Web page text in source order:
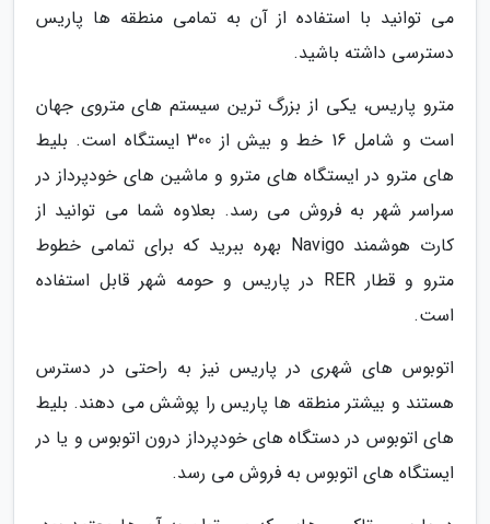
می توانید با استفاده از آن به تمامی منطقه ها پاریس
دسترسی داشته باشید.
مترو پاریس، یکی از بزرگ ترین سیستم های متروی جهان
است و شامل 16 خط و بیش از 300 ایستگاه است. بلیط
های مترو در ایستگاه های مترو و ماشین های خودپرداز در
سراسر شهر به فروش می رسد. بعلاوه شما می توانید از
کارت هوشمند Navigo بهره ببرید که برای تمامی خطوط
مترو و قطار RER در پاریس و حومه شهر قابل استفاده
است.
اتوبوس های شهری در پاریس نیز به راحتی در دسترس
هستند و بیشتر منطقه ها پاریس را پوشش می دهند. بلیط
های اتوبوس در دستگاه های خودپرداز درون اتوبوس و یا در
ایستگاه های اتوبوس به فروش می رسد.